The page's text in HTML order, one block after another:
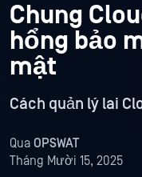
Chung
hổng bảo
mật
Cách quản lý lai
Qua OPSWAT
Tháng Mười 15, 2025